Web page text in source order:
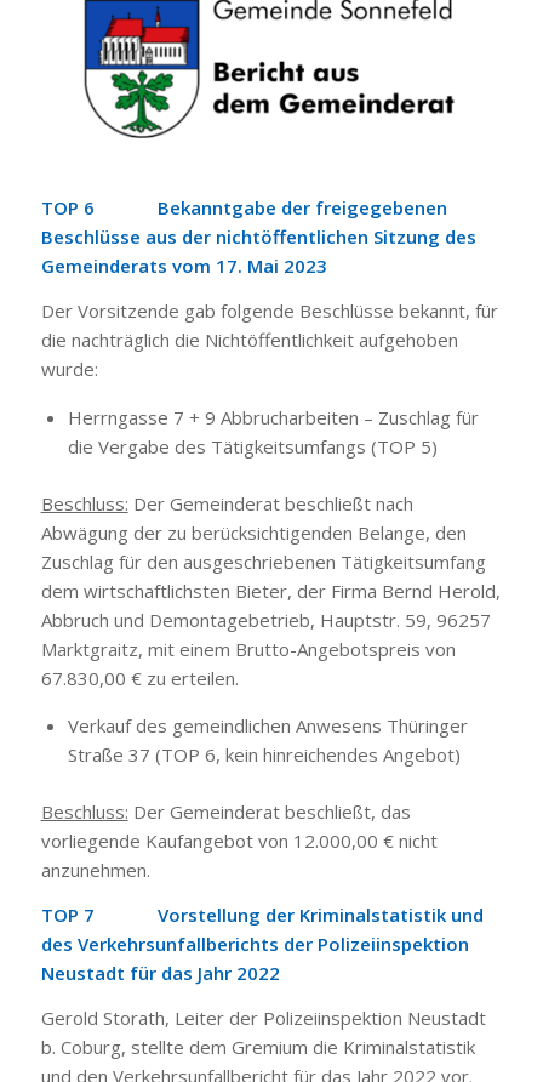
TOP 6 Bekanntgabe der freigegebenen
Beschlüsse aus der nichtöffentlichen Sitzung des
Gemeinderats vom 17. Mai 2023
Der Vorsitzende gab folgende Beschlüsse bekannt, für
die nachträglich die Nichtöffentlichkeit aufgehoben
wurde:
Herrngasse 7 + 9 Abbrucharbeiten – Zuschlag für
die Vergabe des Tätigkeitsumfangs (TOP 5)
Beschluss: Der Gemeinderat beschließt nach
Abwägung der zu berücksichtigenden Belange, den
Zuschlag für den ausgeschriebenen Tätigkeitsumfang
dem wirtschaftlichsten Bieter, der Firma Bernd Herold,
Abbruch und Demontagebetrieb, Hauptstr. 59, 96257
Marktgraitz, mit einem Brutto-Angebotspreis von
67.830,00 € zu erteilen.
Verkauf des gemeindlichen Anwesens Thüringer
Straße 37 (TOP 6, kein hinreichendes Angebot)
Beschluss: Der Gemeinderat beschließt, das
vorliegende Kaufangebot von 12.000,00 € nicht
anzunehmen.
TOP 7 Vorstellung der Kriminalstatistik und
des Verkehrsunfallberichts der Polizeiinspektion
Neustadt für das Jahr 2022
Gerold Storath, Leiter der Polizeiinspektion Neustadt
b. Coburg, stellte dem Gremium die Kriminalstatistik
und den Verkehrsunfallbericht für das Jahr 2022 vor.